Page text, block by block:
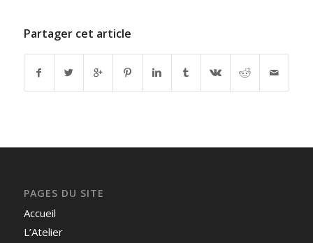
Partager cet article
PAGES DU SITE
Accueil
L’Atelier